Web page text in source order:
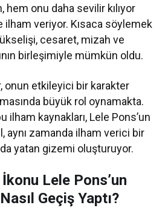
hem onu daha sevilir kılıyor
veriyor. Kısaca söylemek
cesaret, mizah ve
birleşimiyle mümkün oldu.
onun etkileyici bir karakter
büyük rol oynamakta.
ilham kaynakları, Lele Pons’un
aynı zamanda ilham verici bir
yatan gizemi oluşturuyor.
Lele Pons’un
Geçiş Yaptı?